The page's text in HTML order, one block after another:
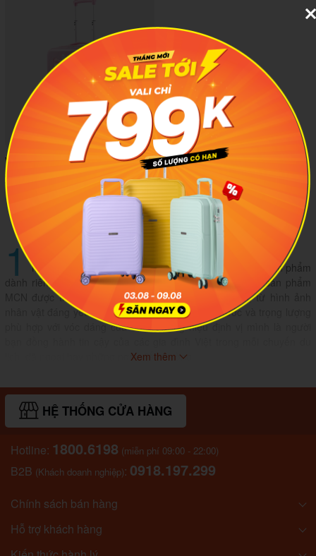
Vali MCN LV-KYLAN
1.590.000₫
1 Giới thiệu thương hiệu MCN
MCN là thương hiệu Việt Nam chuyên phát triển các sản phẩm
dành riêng cho trẻ em, bao gồm vali kéo và balo. Mỗi sản phẩm
MCN được thiết kế với tư duy đặt trẻ làm trung tâm, từ hình ảnh
nhân vật đáng yêu, màu sắc tươi tắn đến kích thước và trọng lượng
phù hợp với vóc dáng của bé. Thương hiệu định vị mình là người
lịch, dã ngoại hay những ngày đến trường.
Xem thêm
HỆ THỐNG CỬA HÀNG
Hotline: 1800.6198 (miễn phí 09:00 - 22:00)
B2B (Khách doanh nghiệp): 0918.197.299
Chính sách bán hàng
Hỗ trợ khách hàng